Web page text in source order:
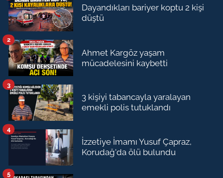
Dayandıkları bariyer koptu 2 kişi
düştü
Ahmet Kargöz yaşam
mücadelesini kaybetti
2
3 kişiyi tabancayla yaralayan
emekli polis tutuklandı
3
İzzetiye İmamı Yusuf Çapraz,
Korudağ'da ölü bulundu
4
5